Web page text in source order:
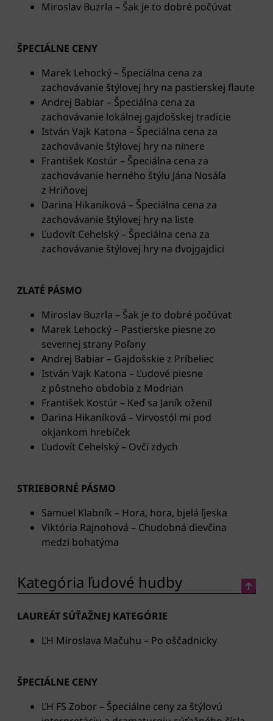
Miroslav Buzrla – Šak je to dobré počúvat
ŠPECIÁLNE CENY
Marek Lehocký – Špeciálna cena za
zachovávanie štýlovej hry na pastierskej flaute
Andrej Babiar – Špeciálna cena za
zachovávanie lokálnej gajdošskej tradície
István Vajk Katona – Špeciálna cena za
zachovávanie štýlovej hry na ninere
František Kostúr – Špeciálna cena za
zachovávanie herného štýlu Jána Nosáľa
z Hriňovej
Darina Hikaníková – Špeciálna cena za
zachovávanie štýlovej hry na liste
Ľudovít Cehelský – Špeciálna cena za
zachovávanie štýlovej hry na dvojgajdici
ZLATÉ PÁSMO
Miroslav Buzrla – Šak je to dobré počúvat
Marek Lehocký – Pastierske piesne zo
severnej strany Poľany
Andrej Babiar – Gajdošskie z Príbeliec
István Vajk Katona – Ľudové piesne
z pôstneho obdobia z Modrian
František Kostúr – Keď sa Janík oženil
Darina Hikaníková – Virvostól mi pod
okjankom hrebíček
Ľudovít Cehelský – Ovčí zdych
STRIEBORNÉ PÁSMO
Samuel Klabník – Hora, hora, bjelá ľjeska
Viktória Rajnohová – Chudobná dievčina
medzi bohatýma
Kategória ľudové hudby
LAUREÁT SÚŤAŽNEJ KATEGÓRIE
ĽH Miroslava Mačuhu – Po oščadnicky
ŠPECIÁLNE CENY
ĽH FS Zobor – Špeciálne ceny za štýlovú